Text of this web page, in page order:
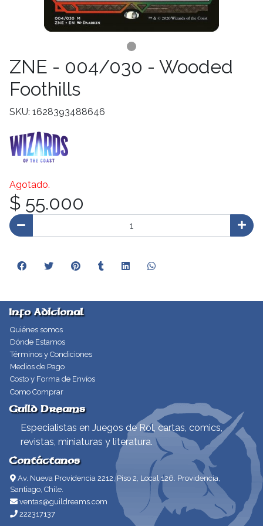
ZNE - 004/030 - Wooded
Foothills
SKU: 1628393488646
Agotado.
$ 55.000
Info Adicional
Quiénes somos
Dónde Estamos
Términos y Condiciones
Medios de Pago
Costo y Forma de Envíos
Como Comprar
Guild Dreams
Especialistas en Juegos de Rol, cartas, comics,
revistas, miniaturas y literatura.
Contáctanos
Av. Nueva Providencia 2212, Piso 2, Local 126. Providencia,
Santiago, Chile.
ventas@guildreams.com
222317137